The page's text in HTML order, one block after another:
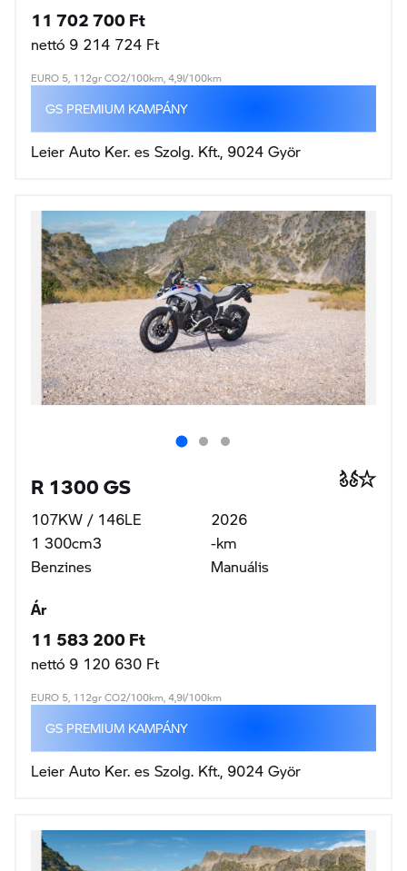
11 702 700 Ft
nettó 9 214 724 Ft
EURO 5, 112gr CO2/100km, 4,9l/100km
GS PREMIUM KAMPÁNY
Leier Auto Ker. es Szolg. Kft., 9024 Györ
R 1300 GS
107KW / 146LE
1 300cm3
Benzines
2026
-km
Manuális
Ár
11 583 200 Ft
nettó 9 120 630 Ft
EURO 5, 112gr CO2/100km, 4,9l/100km
GS PREMIUM KAMPÁNY
Leier Auto Ker. es Szolg. Kft., 9024 Györ